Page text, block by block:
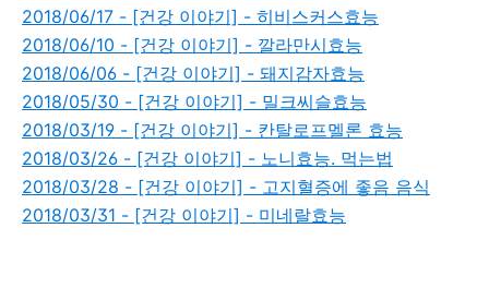
2018/06/17 - [건강 이야기] - 히비스커스효능
2018/06/10 - [건강 이야기] - 깔라만시효능
2018/06/06 - [건강 이야기] - 돼지감자효능
2018/05/30 - [건강 이야기] - 밀크씨슬효능
2018/03/19 - [건강 이야기] - 칸탈로프멜론 효능
2018/03/26 - [건강 이야기] - 노니효능. 먹는법
2018/03/28 - [건강 이야기] - 고지혈증에 좋음 음식
2018/03/31 - [건강 이야기] - 미네랄효능